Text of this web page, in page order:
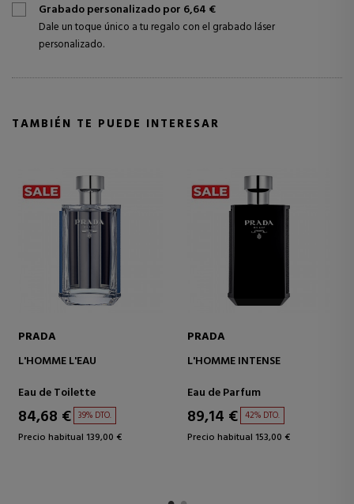
Grabado personalizado por 6,64 €
Dale un toque único a tu regalo con el grabado láser
personalizado.
TAMBIÉN TE PUEDE INTERESAR
PRADA
L'HOMME
Eau de Toilette
86,50 € 39% DTO.
Precio habitual 142,00 €
YVES SAINT LAURENT
LA NUIT DE L'HOMME
Eau de Toilette
61,70 € 51% DTO.
Precio habitual 127,00 €